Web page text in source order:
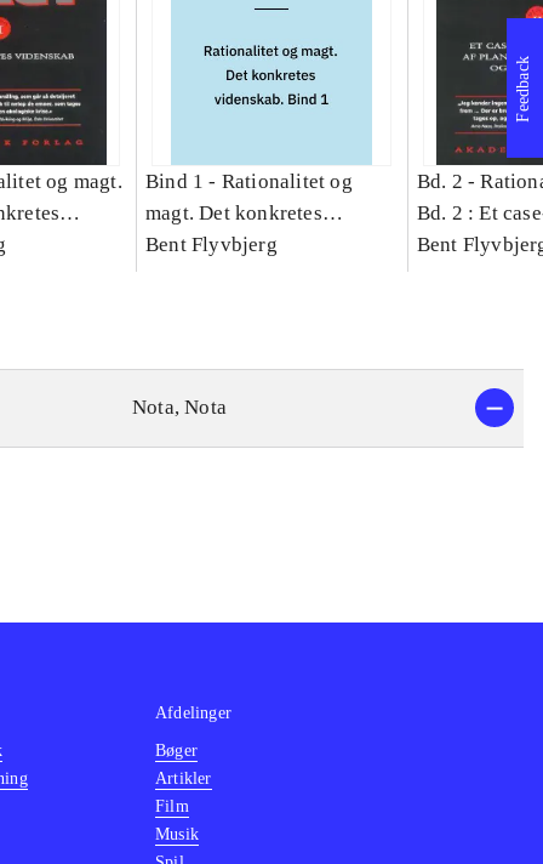
og magt.
Bind 1 - Rationalitet og
magt. Det konkretes
videnskab. Bind 1
Bent Flyvbjerg
Bd. 2 -
Bd. 2 : Et
studie af
Bent
Nota, Nota
Feedback
Afdelinger
Bøger
Artikler
Film
Musik